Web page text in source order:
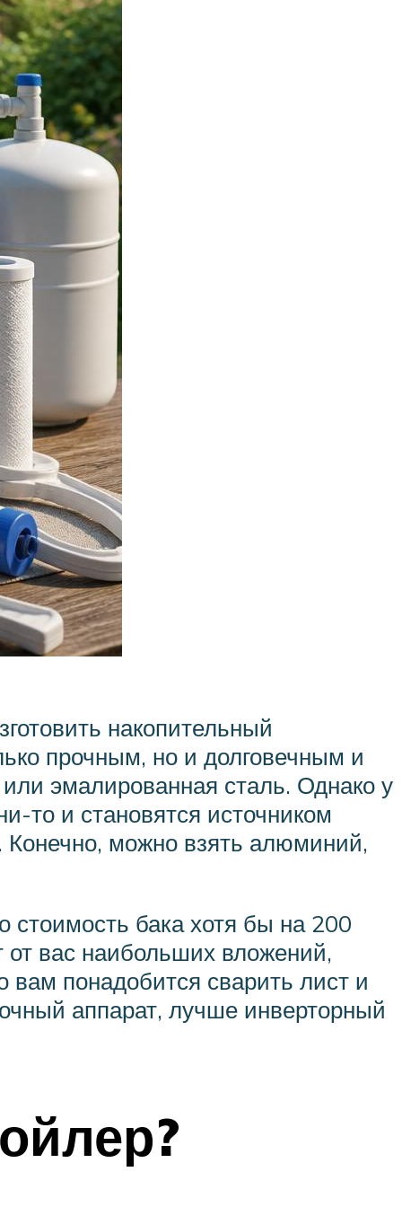
накопительный
прочным, но и долговечным и
эмалированная сталь. Однако у
то и становятся источником
Конечно, можно взять алюминий,
бака хотя бы на 200
от вас наибольших вложений,
понадобится сварить лист и
аппарат, лучше инверторный